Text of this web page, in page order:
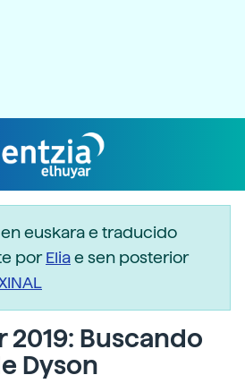
euskara e traducido
porEliae sen posterior
2019: Buscando
Dyson